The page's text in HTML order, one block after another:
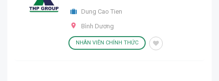
Dung Cao Tien
Bình Dương
NHÂN VIÊN CHÍNH THỨC